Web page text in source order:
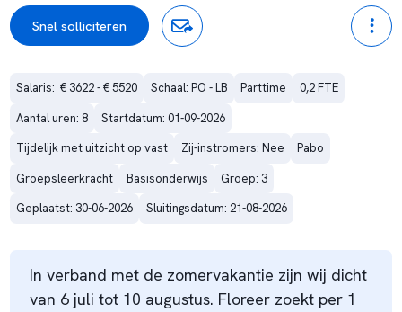
Snel solliciteren
Salaris:  € 3622 - € 5520 Schaal: PO - LB Parttime
0,2 FTE
Aantal uren: 8
Startdatum: 01-09-2026
Tijdelijk met uitzicht op vast
Zij-instromers: Nee
Pabo
Groepsleerkracht
Basisonderwijs
Groep: 3
Geplaatst: 30-06-2026
Sluitingsdatum: 21-08-2026
In verband met de zomervakantie zijn wij dicht
van 6 juli tot 10 augustus. Floreer zoekt per 1